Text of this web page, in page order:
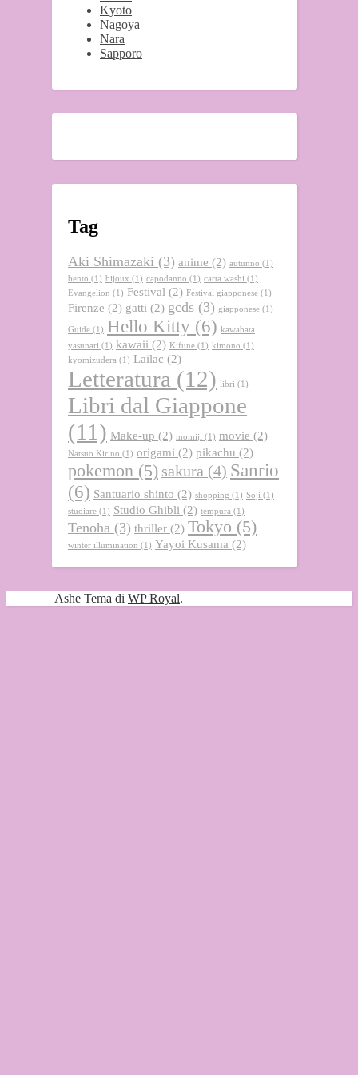
Kyoto
Nagoya
Nara
Sapporo
Tag
Aki Shimazaki (3) anime (2) autunno (1)
bento (1) bijoux (1) capodanno (1) carta washi (1)
Evangelion (1) Festival (2) Festival giapponese (1)
Firenze (2) gatti (2) gcds (3) giapponese (1)
Guide (1) Hello Kitty (6) kawabata
yasunari (1) kawaii (2) Kifune (1) kimono (1)
kyomizudera (1) Lailac (2)
Letteratura (12) libri (1)
Libri dal Giappone
(11) Make-up (2) momiji (1) movie (2)
Natsuo Kirino (1) origami (2) pikachu (2)
pokemon (5) sakura (4) Sanrio
(6) Santuario shinto (2) shopping (1) Soji (1)
studiare (1) Studio Ghibli (2) tempura (1)
Tenoha (3) thriller (2) Tokyo (5)
winter illumination (1) Yayoi Kusama (2)
Ashe Tema di WP Royal.